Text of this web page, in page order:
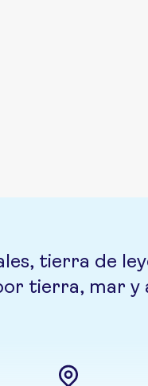
tierra de
tierra, mar y